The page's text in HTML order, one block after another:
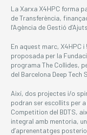
La Xarxa X4HPC forma
de Transferència,
l’Agència de Gestió
En aquest marc, X4HPC
proposada per la
programa The Collides,
del Barcelona Deep Tech
Així, dos projectes i/o
podran ser escollits per
Competition del BDTS,
integral amb mentoria,
d’aprenentatges